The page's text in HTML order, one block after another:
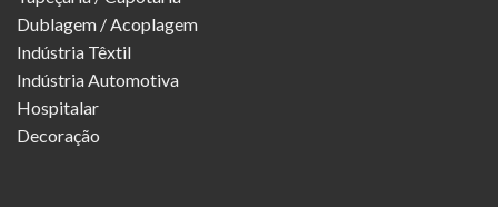
Dublagem / Acoplagem
Indústria Têxtil
Indústria Automotiva
Hospitalar
Decoração